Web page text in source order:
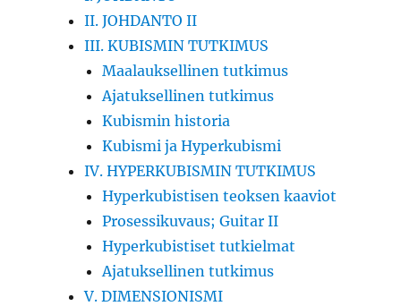
II. JOHDANTO II
III. KUBISMIN TUTKIMUS
Maalauksellinen tutkimus
Ajatuksellinen tutkimus
Kubismin historia
Kubismi ja Hyperkubismi
IV. HYPERKUBISMIN TUTKIMUS
Hyperkubistisen teoksen kaaviot
Prosessikuvaus; Guitar II
Hyperkubistiset tutkielmat
Ajatuksellinen tutkimus
V. DIMENSIONISMI